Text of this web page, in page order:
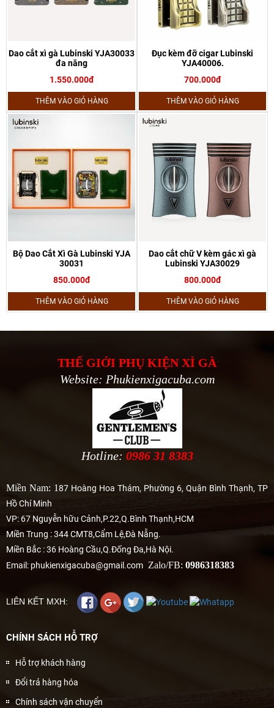
Dao cắt xì gà Lubinski YJA30033
đa năng
1.550.000đ
THÊM VÀO GIỎ HÀNG
Đục kèm đỡ cigar Lubinski
YJA40006.
700.000đ
THÊM VÀO GIỎ HÀNG
Bộ Dao Cắt Xì Gà Lubinski YJA
30031
850.000đ
THÊM VÀO GIỎ HÀNG
Dao cắt chữ V kèm gác xì gà
Lubinski YJA30029
800.000đ
THÊM VÀO GIỎ HÀNG
THẾ GIỚI PHỤ KIỆN XÌ GÀ
Website: Phukienxigacuba.com
Hotline: 0986 31 8383
Miền Nam: 187 Hoàng Hoa Thám, Phường 6, Quận Bình Thạnh, TP
Hồ Chí Minh
VP: 67 Nguyễn hữu Cảnh,P.22,Q.Bình Thạnh,HCM
Miền Trung : 344 CMT8,Cẩm Lệ,Đà Nẵng.
Miền Bắc : 36 Hoàng Cầu,Q.Đống Đa,Hà Nội.
Email: phukienxigacuba@gmail.com Zalo/FB: 0986318383
LIÊN KẾT MXH:
CHÍNH SÁCH HỖ TRỢ
Hỗ trợ khách hàng
Đổi trả hàng hóa
Chính sách vận chuyển